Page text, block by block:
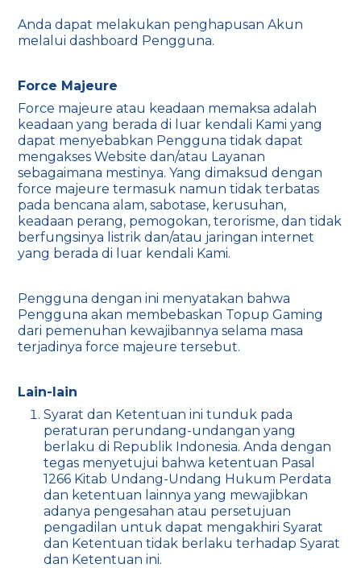
Anda dapat melakukan penghapusan Akun
melalui dashboard Pengguna.
Force Majeure
Force majeure atau keadaan memaksa adalah
keadaan yang berada di luar kendali Kami yang
dapat menyebabkan Pengguna tidak dapat
mengakses Website dan/atau Layanan
sebagaimana mestinya. Yang dimaksud dengan
force majeure termasuk namun tidak terbatas
pada bencana alam, sabotase, kerusuhan,
keadaan perang, pemogokan, terorisme, dan tidak
berfungsinya listrik dan/atau jaringan internet
yang berada di luar kendali Kami.
Pengguna dengan ini menyatakan bahwa
Pengguna akan membebaskan Topup Gaming
dari pemenuhan kewajibannya selama masa
terjadinya force majeure tersebut.
Lain-lain
Syarat dan Ketentuan ini tunduk pada
peraturan perundang-undangan yang
berlaku di Republik Indonesia. Anda dengan
tegas menyetujui bahwa ketentuan Pasal
1266 Kitab Undang-Undang Hukum Perdata
dan ketentuan lainnya yang mewajibkan
adanya pengesahan atau persetujuan
pengadilan untuk dapat mengakhiri Syarat
dan Ketentuan tidak berlaku terhadap Syarat
dan Ketentuan ini.